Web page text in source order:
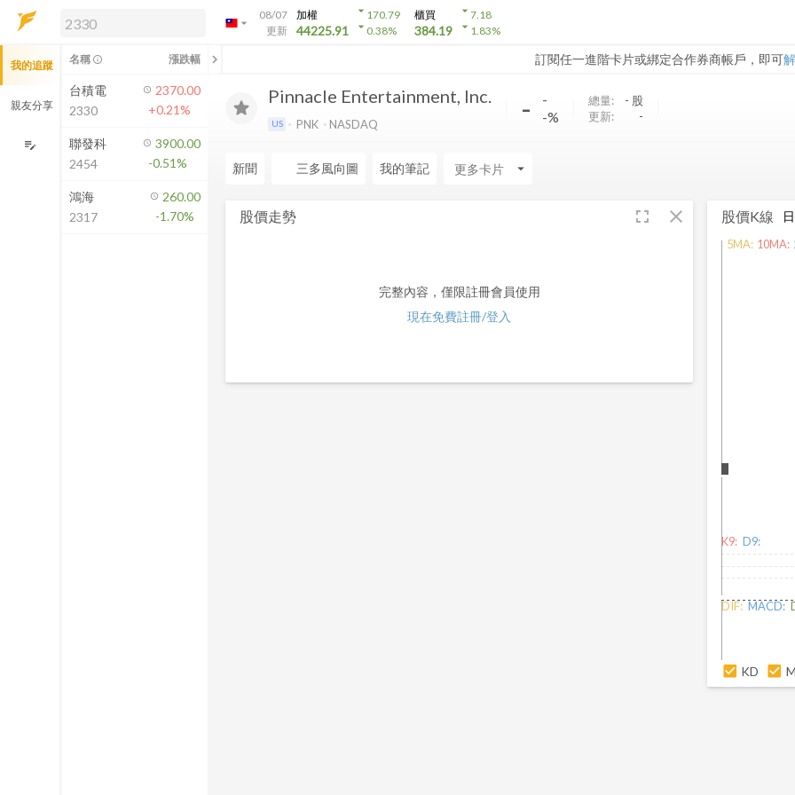
arrow_drop_down
08/07
更新
加權
44225.91
arrow_drop_down170.79
arrow_drop_down0.38%
櫃買
384.19
arrow_drop_down7.18
arrow_drop_down1.83%
訂閱任一進階卡片或綁定合作券商帳戶，即可
解鎖即時行情及進階功能
方案」，即可解鎖以下功能：
即時行情
即時市況與排行
成交金額熱力圖
前往方案訂閱
如何綁定合作券商
Pinnacle Entertainment, Inc.
US PNK NASDAQ -
-
-%
總量: - 股
更新:
-
新聞 三多風向圖 我的筆記 arrow_drop_down
股價走勢 fullscreen close
完整內容，僅限註冊會員使用
現在免費註冊/登入
股價K線
5MA: 10MA:
K9: D9:
DIF: MACD:
KD
我的追蹤
親友分享
edit_note
名稱 info_outline 漲跌幅 chevron_left
台積電
2330
2370.00
+0.21%
聯發科
2454
3900.00
-0.51%
鴻海
2317
260.00
-1.70%